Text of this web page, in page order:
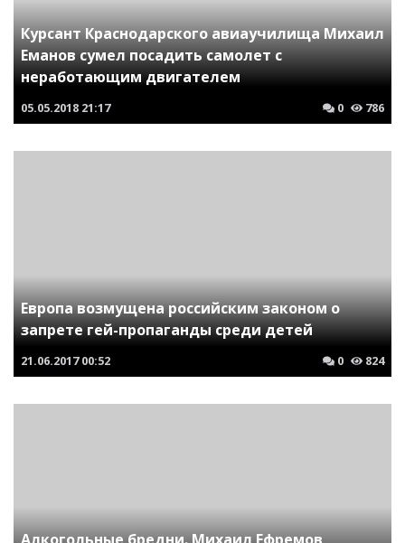
Курсант Краснодарского авиаучилища Михаил
Еманов сумел посадить самолет с
неработающим двигателем
05.05.2018 21:17 0 786
Европа возмущена российским законом о
запрете гей-пропаганды среди детей
21.06.2017 00:52 0 824